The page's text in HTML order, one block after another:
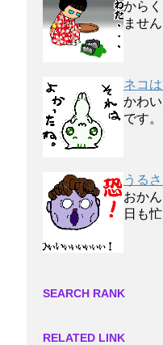
から
ませ
ネコ
かわ
です。
うる
おか
日も
SEARCH RANK
RELATED LINK